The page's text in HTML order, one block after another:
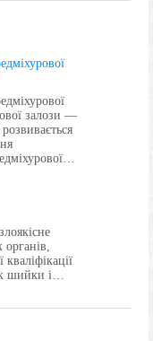
залози —
шийки і…